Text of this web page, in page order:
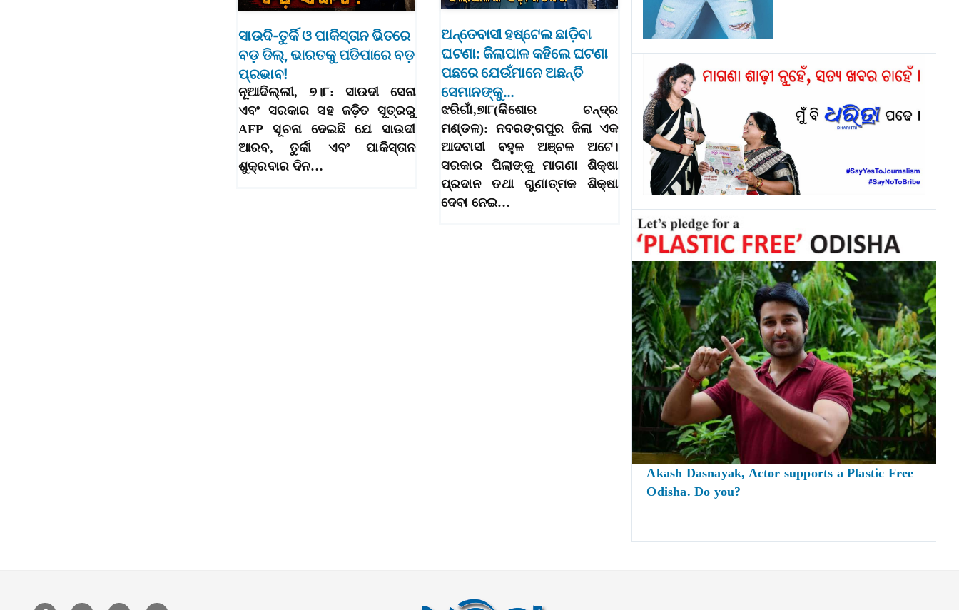
ଅନ୍ତେବାସୀ ହଷ୍ଟେଲ ଛାଡ଼ିବା
ଘଟଣା: ଜିଲାପାଳ କହିଲେ ଘଟଣା
ପଛରେ ଯେଉଁମାନେ ଅଛନ୍ତି
ସେମାନଙ୍କୁ…
ଝରିଗାଁ,୭ା୮(କିଶୋର ଚନ୍ଦ୍ର
ମଣ୍ଡଳ): ନବରଙ୍ଗପୁର ଜିଲା ଏକ
ଆଦବାସୀ ବହୁଳ ଅଞ୍ଚଳ ଅଟେ।
ସରକାର ପିଲାଙ୍କୁ ମାଗଣା ଶିକ୍ଷା
ପ୍ରଦାନ ତଥା ଗୁଣାତ୍ମକ ଶିକ୍ଷା
ଦେବା ନେଇ…
ସାଉଦି-ତୁର୍କି ଓ ପାକିସ୍ତାନ ଭିତରେ
ବଡ଼ ଡିଲ୍‌, ଭାରତକୁ ପଡିପାରେ ବଡ଼
ପ୍ରଭାବ!
ନୂଆଦିଲ୍ଲୀ, ୭।୮: ସାଉଦୀ ସେନା
ଏବଂ ସରକାର ସହ ଜଡ଼ିତ ସୂତ୍ରରୁ
AFP ସୂଚନା ଦେଇଛି ଯେ ସାଉଦୀ
ଆରବ, ତୁର୍କୀ ଏବଂ ପାକିସ୍ତାନ
ଶୁକ୍ରବାର ଦିନ…
Akash Dasnayak, Actor supports a Plastic Free
Odisha. Do you?